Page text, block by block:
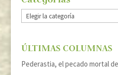
Categorías
ÚLTIMAS COLUMNAS
Pederastia, el pecado mortal